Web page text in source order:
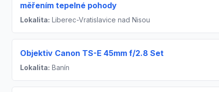
měřením tepelné pohody
Lokalita: Liberec-Vratislavice nad Nisou
Objektiv Canon TS-E 45mm f/2.8 Set
Lokalita: Banín